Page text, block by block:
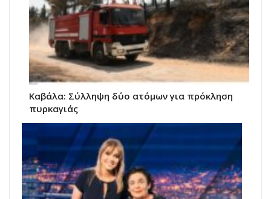
Καβάλα: Σύλληψη δύο ατόμων για πρόκληση
πυρκαγιάς